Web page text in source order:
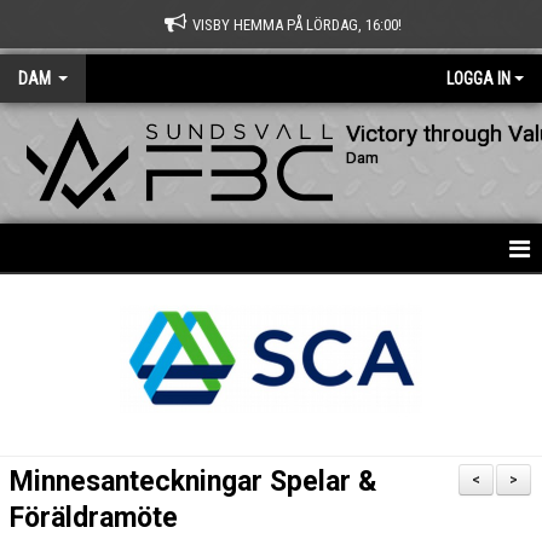
VISBY HEMMA PÅ LÖRDAG, 16:00!
DAM LOGGA IN
Victory through
Dam
TRUPPEN
>
<
Minnesanteckningar Spelar &
Föräldramöte